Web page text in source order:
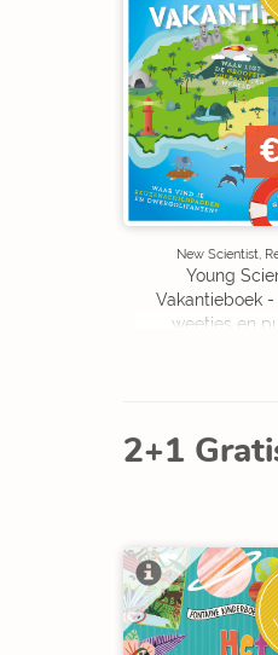
New Scientist,
Young
Vakantieboek
weetjes en
2+1